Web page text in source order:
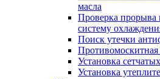
масла
Проверка прорыва
систему
Поиск утечки
Противомоскитная
Установка
Установка